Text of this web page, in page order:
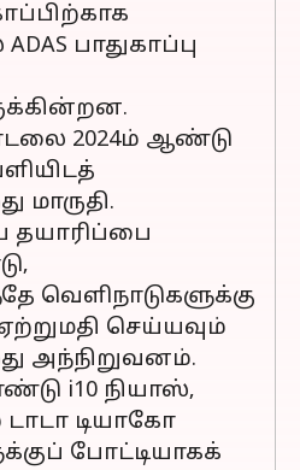
பாதுகாப்பு
2024ம் ஆண்டு
மாருதி.
தயாரிப்பை
வெளிநாடுகளுக்கு
செய்யவும்
அந்நிறுவனம்.
i10 நியாஸ்,
டாடா டியாகோ
போட்டியாகக்